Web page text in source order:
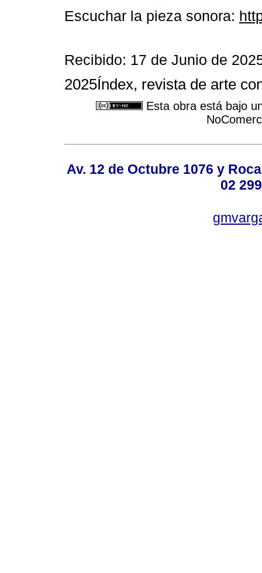
Escuchar la pieza sonora:
Recibido: 17 de Junio de
2025Índex, revista de arte
Esta obra está bajo
Av. 12 de Octubre 1076 y
02